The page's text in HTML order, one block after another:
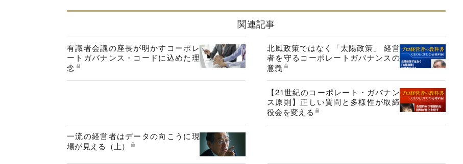
関連記事
有識者会議の座長が明かすコーポレ
ートガバナンス・コードに込めた理
念
北風政策ではなく「太陽政策」 経営
者を守るコーポレートガバナンスの
意義
【21世紀のコーポレート・ガバナン
ス原則】正しい質問と多様性が取締
役会を変える
一流の経営者はデータの向こうに現
場が見える（上）